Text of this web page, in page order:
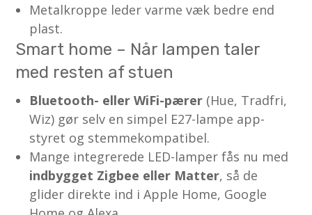
Metalkroppe leder varme væk bedre end
plast.
Smart home – Når lampen taler
med resten af stuen
Bluetooth- eller WiFi-pærer (Hue, Tradfri,
Wiz) gør selv en simpel E27-lampe app-
styret og stemmekompatibel.
Mange integrerede LED-lamper fås nu med
indbygget Zigbee eller Matter, så de
glider direkte ind i Apple Home, Google